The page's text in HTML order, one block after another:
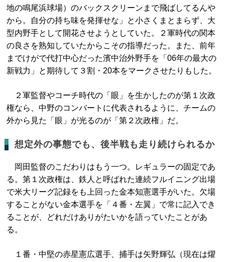
地の鳴尾浜球場）のバックスクリーンまで飛ばしてるんや
から。自分の持ち味を発揮せな」と小さくまとまらず、大
型内野手として開花させようとしていた。２軍時代の関本
の良さを熟知していたからこその指導だった。また、前年
までけがで代打中心だった濱中治外野手を「06年の最大の
新戦力」と期待して３割・20本をマークさせたりもした。
２軍監督やコーチ時代の「眼」を生かしたのが第１次政
権なら、中野のコンバートに代表されるように、チームの
外から見た「眼」が光るのが「第２次政権」だ。
想定外の事態でも、後半戦も走り続けられるか
岡田監督のこだわりはもう一つ。レギュラーの固定であ
る。第１次政権は、鉄人と呼ばれた連続フルイニング出場
で米大リーグ記録をも上回った金本知憲選手がいた。欠場
することがない金本選手を「４番・左翼」で常に記入でき
ることが、どれだけありがたいかを語っていたことがあ
る。
１番・中堅の赤星憲広選手、捕手は矢野輝弘（現在は燿